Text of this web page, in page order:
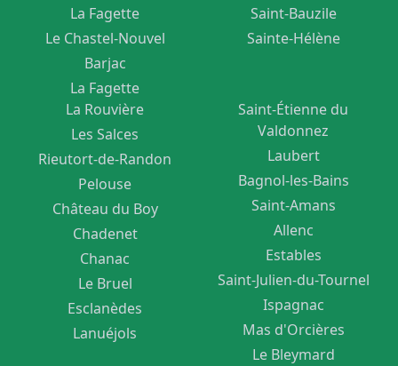
PRODUIT
La Fagette
Le Chastel-Nouvel
Barjac
La Fagette
Saint-Bauzile
Sainte-Hélène
La Rouvière
Les Salces
Rieutort-de-Randon
Pelouse
Château du Boy
Chadenet
Chanac
Le Bruel
Esclanèdes
Lanuéjols
Saint-Étienne du
Valdonnez
Laubert
Bagnol-les-Bains
Saint-Amans
Allenc
Estables
Saint-Julien-du-Tournel
Ispagnac
Mas d'Orcières
Le Bleymard